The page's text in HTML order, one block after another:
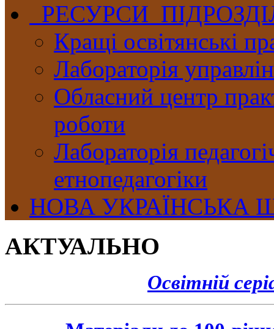
РЕСУРСИ
Кращі освітянські
Лабораторія
Обласний центр
роботи
Лабораторія
етнопедагогіки
НОВА УКРАЇНСЬКА
АКТУАЛЬНО
Освітній